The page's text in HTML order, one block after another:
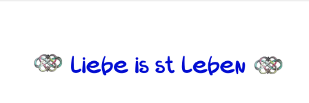
Suche sind, egal in welchen Bereichen.